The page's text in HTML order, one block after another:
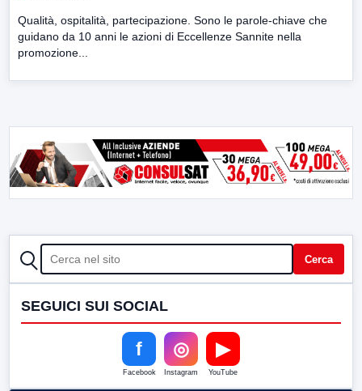
Qualità, ospitalità, partecipazione. Sono le parole-chiave che
guidano da 10 anni le azioni di Eccellenze Sannite nella
promozione...
CERCA Cerca
SEGUICI SUI SOCIAL
f
Facebook
◎
Instagram
▶
YouTube